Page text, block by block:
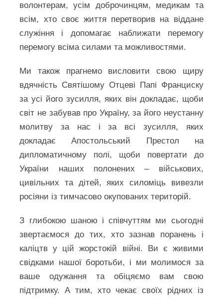
волонтерам, усім доброчинцям, медикам та
всім, хто своє життя перетворив на віддане
служіння і допомагає наближати перемогу
перемогу всіма силами та можливостями.
Ми також прагнемо висловити свою щиру
вдячність Святішому Отцеві Папі Франциску
за усі його зусилля, яких він докладає, щоби
світ не забував про Україну, за його неустанну
молитву за нас і за всі зусилля, яких
докладає Апостольський Престол на
дипломатичному полі, щоби повертати до
України наших полонених – військових,
цивільних та дітей, яких силоміць вивезли
росіяни із тимчасово окупованих територій.
З глибокою шаною і співчуттям ми сьогодні
звертаємося до тих, хто зазнав поранень і
каліцтв у цій жорстокій війні. Ви є живими
свідками нашої боротьби, і ми молимося за
ваше одужання та обіцяємо вам свою
підтримку. А тим, хто чекає своїх рідних із